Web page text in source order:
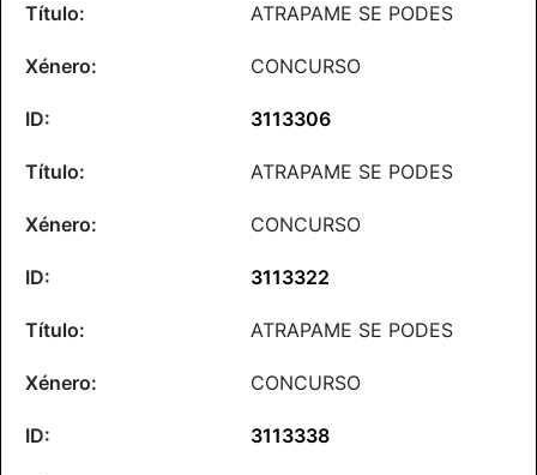
ATRAPAME SE PODES
CONCURSO
3113306
ATRAPAME SE PODES
CONCURSO
3113322
ATRAPAME SE PODES
CONCURSO
3113338